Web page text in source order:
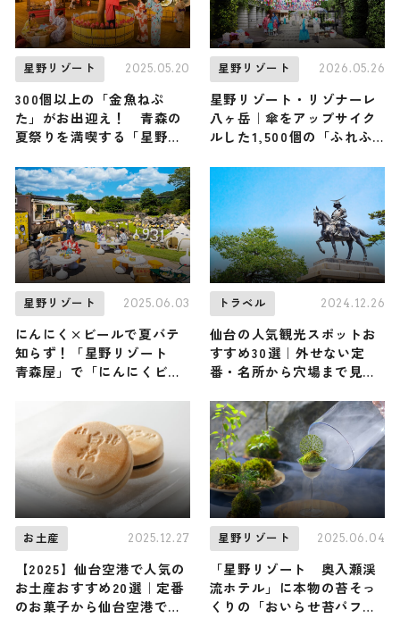
星野リゾート 2025.05.20
300個以上の「金魚ねぷ
た」がお出迎え！ 青森の
夏祭りを満喫する「星野リ
っこ金魚まつり」
星野リゾート 2026.05.26
星野リゾート・リゾナーレ
八ヶ岳｜傘をアップサイク
ルした1,500個の「ふれふ
雨を全力で楽しむイベント
『八ヶ岳ふれふれスカイ
2026」が5/30〜開催
星野リゾート 2025.06.03
にんにく×ビールで夏バテ
知らず！「星野リゾート
青森屋」で「にんにくビア
トラベル 2024.12.26
仙台の人気観光スポットお
すすめ30選｜外せない定
番・名所から穴場まで見ど
お土産 2025.12.27
【2025】仙台空港で人気の
お土産おすすめ20選｜定番
のお菓子から仙台空港でし
星野リゾート 2025.06.04
「星野リゾート 奥入瀬渓
流ホテル」に本物の苔そっ
くりの「おいらせ苔パフ